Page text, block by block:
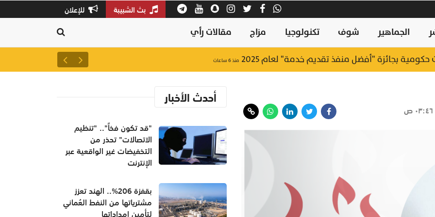
بث الشبيبة للإعلان
الجماهير شوف تكنولوجيا مزاج مقالات رأي
منذ ٦ ساعات لتعزيز سلاسل الإمداد..
أحدث الأخبار
"قد تكون فخاً".. "تنظيم
الاتصالات" تحذر من
التخفيضات غير الواقعية عبر
الإنترنت
بقفزة 206%.. الهند تعزز
مشترياتها من النفط العُماني